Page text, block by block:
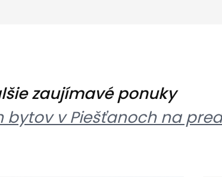
zaujímavé ponuky
bytov v Piešťanoch na